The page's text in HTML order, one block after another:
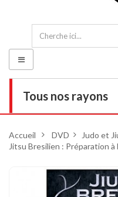
Tous nos rayons
DVD
Armes
Tenues
Basculer
la
navigation
Accueil > DVD > Judo et
Jitsu Bresilien : Préparation